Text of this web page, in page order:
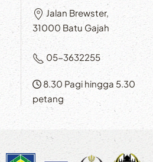
Jalan Brewster,
31000 Batu Gajah
05-3632255
8.30 Pagi hingga 5.30
petang